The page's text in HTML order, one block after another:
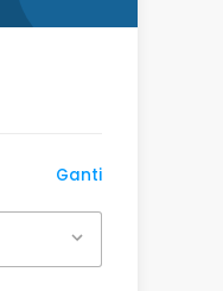
Ganti